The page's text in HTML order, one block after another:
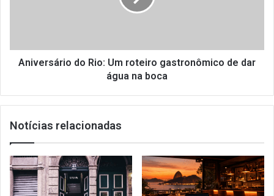
água
Aniversário do Rio: Um roteiro gastronômico de dar
água na boca
Notícias relacionadas